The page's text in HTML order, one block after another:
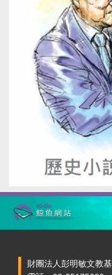
財團法人彭明敏文教